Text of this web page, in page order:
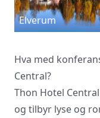
Elverum
Hva med
Central?
Thon Hotel
og tilbyr lyse og